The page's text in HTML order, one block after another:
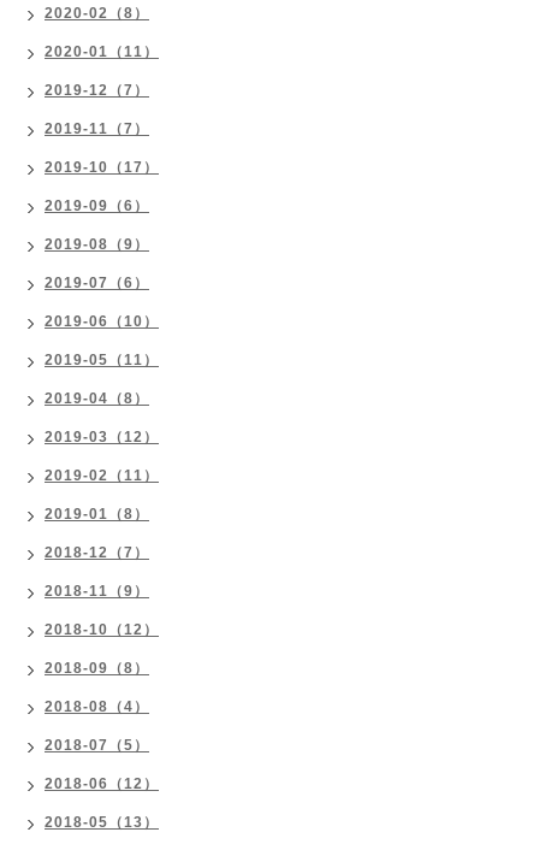
2020-02（8）
2020-01（11）
2019-12（7）
2019-11（7）
2019-10（17）
2019-09（6）
2019-08（9）
2019-07（6）
2019-06（10）
2019-05（11）
2019-04（8）
2019-03（12）
2019-02（11）
2019-01（8）
2018-12（7）
2018-11（9）
2018-10（12）
2018-09（8）
2018-08（4）
2018-07（5）
2018-06（12）
2018-05（13）